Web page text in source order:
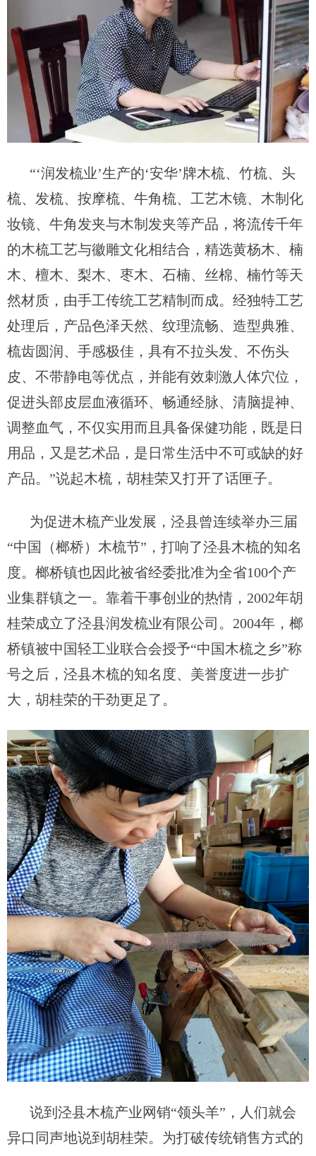
“‘润发梳业’生产的‘安华’牌木梳、竹梳、头
梳、发梳、按摩梳、牛角梳、 工艺木镜、木制化
妆镜、牛角发夹与木制发夹等产品 ， 将流传千年
的木梳工艺与徽雕文化相结合， 精选黄杨木、楠
木、檀木、梨木、枣木、石楠、丝棉、楠竹等天
然材质， 由手工传统工艺精制而成。 经独特工艺
处理后，产品色泽天然、 纹理流畅、 造型典雅、
梳齿圆润 、 手感极佳 ， 具有不拉头发、 不伤头
皮、 不带静电等优点，并能有效刺激人体穴位，
促进头部皮层血液循环、 畅通经脉、 清脑提神、
调整血气， 不仅实用而且具备保健功能，既是日
用品，又是艺术品，是 日常生活中不可或缺的好
产品。 ”说起木梳， 胡桂荣又打开了话匣子。
为促进木梳产业发展，泾县曾连续举办三届
“中国（榔桥）木梳节”，打响了泾县木梳的知名
度。榔桥镇也因此被省经委批准为全省100个产
业集群镇之一。 靠着干事创业的热情， 2002年胡
桂荣成立了泾县润发梳业有限公司 。 2004年，榔
桥镇被中国轻工业联合会授予“中国木梳之乡”称
号之后， 泾县木梳的知名度、美誉度进一步扩
大， 胡桂荣的干劲更足了 。
说到泾县木梳产业网销“领头羊”，人们就会
异口同声地说到胡桂荣。 为打破传统销售方式的